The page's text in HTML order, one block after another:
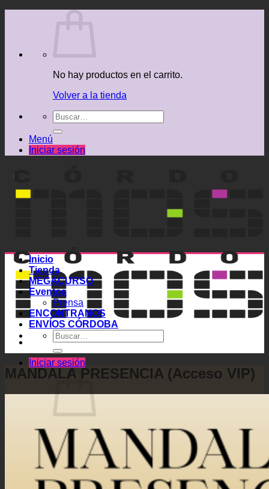
No hay productos en el carrito.
Volver a la tienda
Buscar
por:
Menú
Iniciar sesión
Iniciar sesión
No hay productos en el carrito.
Volver a la tienda
Inicio
Tienda
MEGACURSO
Eventos
Prensa
ENCONTRANOS
ENVÍOS CÓRDOBA
Buscar
por:
MANDALA PRESENCIA (Acceso VIP)